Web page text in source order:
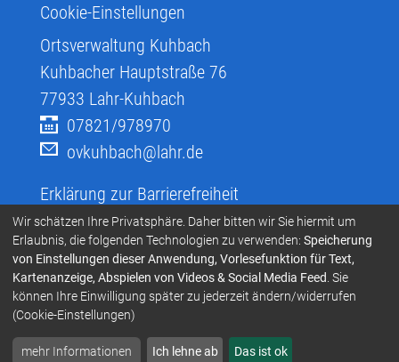
Cookie-Einstellungen
Ortsverwaltung Kuhbach
Kuhbacher Hauptstraße 76
77933 Lahr-Kuhbach
07821/978970
ovkuhbach@lahr.de
Erklärung zur Barrierefreiheit
Infos zur Barrierefreiheit
Infos in Leichter Sprache
Infos zur Gebärdensprache
Übersetzen und Vorlesen
Wir schätzen Ihre Privatsphäre. Daher bitten wir Sie hiermit um
Erlaubnis, die folgenden Technologien zu verwenden: Speicherung
von Einstellungen dieser Anwendung, Vorlesefunktion für Text,
Kartenanzeige, Abspielen von Videos & Social Media Feed. Sie
können Ihre Einwilligung später zu jederzeit ändern/widerrufen
(Cookie-Einstellungen)
mehr Informationen Ich lehne ab Das ist ok